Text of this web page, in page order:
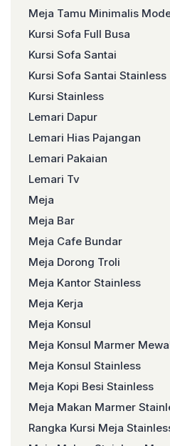
Meja Tamu Minimalis
Kursi Sofa Full Busa
Kursi Sofa Santai
Kursi Sofa Santai Stainless
Kursi Stainless
Lemari Dapur
Lemari Hias Pajangan
Lemari Pakaian
Lemari Tv
Meja
Meja Bar
Meja Cafe Bundar
Meja Dorong Troli
Meja Kantor Stainless
Meja Kerja
Meja Konsul
Meja Konsul Marmer
Meja Konsul Stainless
Meja Kopi Besi Stainless
Meja Makan Marmer
Rangka Kursi Meja